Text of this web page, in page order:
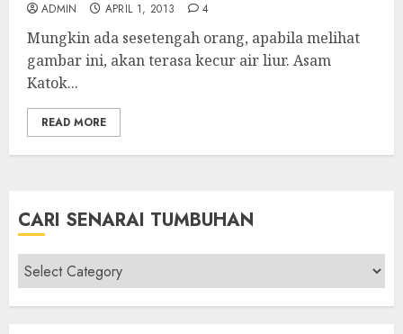
ADMIN APRIL 1, 2013 4
Mungkin ada sesetengah orang, apabila melihat
gambar ini, akan terasa kecur air liur. Asam
Katok...
READ MORE
CARI SENARAI TUMBUHAN
Cari
Senarai
Tumbuhan